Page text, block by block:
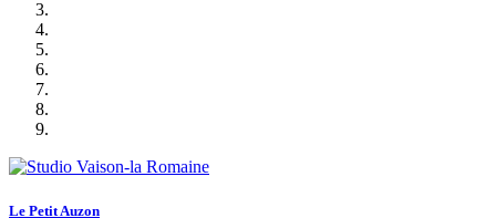
Le Petit Auzon